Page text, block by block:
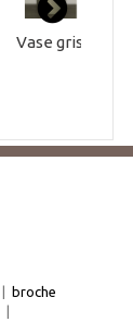
Vase gris...
broche